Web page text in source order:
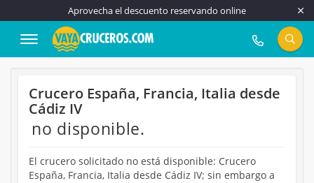
Aprovecha el descuento reservando online
917 815 555
Crucero España, Francia, Italia desde
Cádiz IV
no disponible.
El crucero solicitado no está disponible: Crucero
España, Francia, Italia desde Cádiz IV; sin embargo a